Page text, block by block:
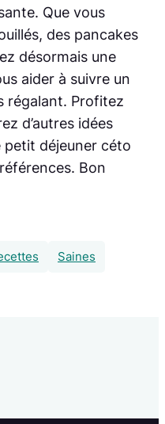
Que vous
des pancakes
désormais une
aider à suivre un
régalant. Profitez
d’autres idées
déjeuner céto
Bon
Saines